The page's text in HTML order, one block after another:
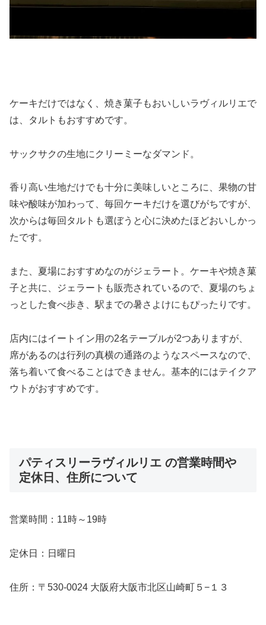
ケーキだけではなく、焼き菓子もおいしいラヴィルリエで
は、タルトもおすすめです。
サックサクの生地にクリーミーなダマンド。
香り高い生地だけでも十分に美味しいところに、果物の甘
味や酸味が加わって、毎回ケーキだけを選びがちですが、
次からは毎回タルトも選ぼうと心に決めたほどおいしかっ
たです。
また、夏場におすすめなのがジェラート。ケーキや焼き菓
子と共に、ジェラートも販売されているので、夏場のちょ
っとした食べ歩き、駅までの暑さよけにもぴったりです。
店内にはイートイン用の2名テーブルが2つありますが、
席があるのは行列の真横の通路のようなスペースなので、
落ち着いて食べることはできません。基本的にはテイクア
ウトがおすすめです。
パティスリーラヴィルリエ の営業時間や
定休日、住所について
営業時間：11時～19時
定休日：日曜日
住所：〒530-0024 大阪府大阪市北区山崎町５−１３